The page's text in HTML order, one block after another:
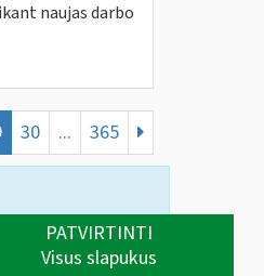
naujas darbo
30 ... 365
PATVIRTINTI
Visus slapukus